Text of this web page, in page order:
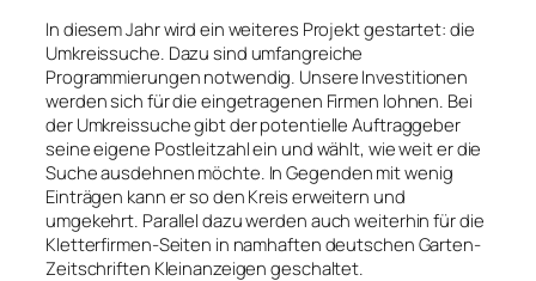
In diesem Jahr wird ein weiteres Projekt gestartet: die
Umkreissuche. Dazu sind umfangreiche
Programmierungen notwendig. Unsere Investitionen
werden sich für die eingetragenen Firmen lohnen. Bei
der Umkreissuche gibt der potentielle Auftraggeber
seine eigene Postleitzahl ein und wählt, wie weit er die
Suche ausdehnen möchte. In Gegenden mit wenig
Einträgen kann er so den Kreis erweitern und
umgekehrt. Parallel dazu werden auch weiterhin für die
Kletterfirmen-Seiten in namhaften deutschen Garten-
Zeitschriften Kleinanzeigen geschaltet.